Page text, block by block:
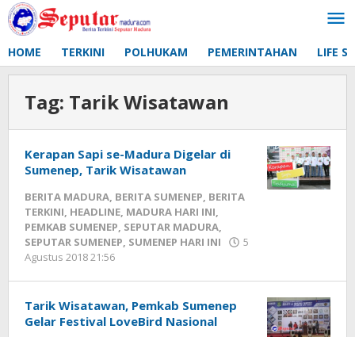
Lewati
ke
HOME TERKINI POLHUKAM PEMERINTAHAN LIFE
Tag: Tarik Wisatawan
Kerapan Sapi se-Madura Digelar di
Sumenep, Tarik Wisatawan
BERITA MADURA, BERITA SUMENEP, BERITA
TERKINI, HEADLINE, MADURA HARI INI,
PEMKAB SUMENEP, SEPUTAR MADURA,
SEPUTAR SUMENEP, SUMENEP HARI INI
5
Agustus 2018 21:56
Tarik Wisatawan, Pemkab Sumenep
Gelar Festival LoveBird Nasional